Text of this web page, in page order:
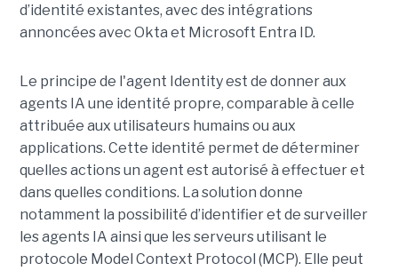
d’identité existantes, avec des intégrations
annoncées avec Okta et Microsoft Entra ID.
Le principe de l'agent Identity est de donner aux
agents IA une identité propre, comparable à celle
attribuée aux utilisateurs humains ou aux
applications. Cette identité permet de déterminer
quelles actions un agent est autorisé à effectuer et
dans quelles conditions. La solution donne
notamment la possibilité d’identifier et de surveiller
les agents IA ainsi que les serveurs utilisant le
protocole Model Context Protocol (MCP). Elle peut